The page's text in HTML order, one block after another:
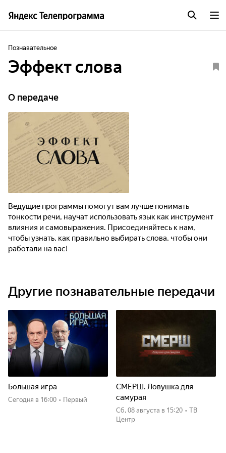
Познавательное
Эффект слова
О передаче
Ведущие программы помогут вам лучше понимать
тонкости речи, научат использовать язык как инструмент
влияния и самовыражения. Присоединяйтесь к нам,
чтобы узнать, как правильно выбирать слова, чтобы они
работали на вас!
Другие познавательные передачи
Большая игра
Сегодня в 16:00 • Первый
СМЕРШ. Ловушка для
самурая
сб, 08 августа в 15:20 • ТВ
Центр